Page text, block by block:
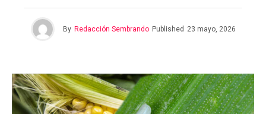
By Redacción Sembrando Published 23 mayo, 2026